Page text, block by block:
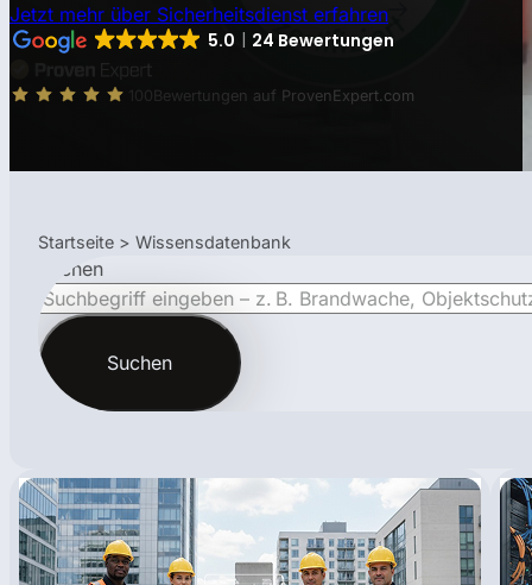
Jetzt mehr über Sicherheitsdienst erfahren
5.0
24 Bewertungen
100 Bewertungen auf ProvenExpert.com
Startseite > Wissensdatenbank
Suchen
Suchen